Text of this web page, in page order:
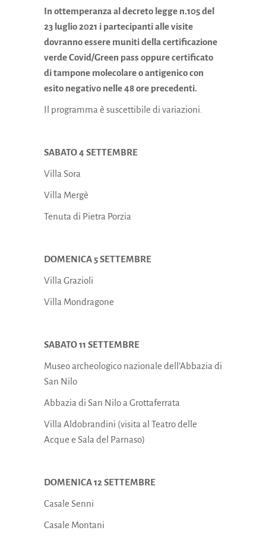
In ottemperanza al decreto legge n.105 del
23 luglio 2021 i partecipanti alle visite
dovranno essere muniti della certificazione
verde Covid/Green pass oppure certificato
di tampone molecolare o antigenico con
esito negativo nelle 48 ore precedenti.
Il programma è suscettibile di variazioni.
SABATO 4 SETTEMBRE
Villa Sora
Villa Mergè
Tenuta di Pietra Porzia
DOMENICA 5 SETTEMBRE
Villa Grazioli
Villa Mondragone
SABATO 11 SETTEMBRE
Museo archeologico nazionale dell’Abbazia di
San Nilo
Abbazia di San Nilo a Grottaferrata
Villa Aldobrandini (visita al Teatro delle
Acque e Sala del Parnaso)
DOMENICA 12 SETTEMBRE
Casale Senni
Casale Montani